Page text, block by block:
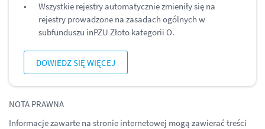
Wszystkie rejestry automatycznie zmieniły się na
rejestry prowadzone na zasadach ogólnych w
subfunduszu inPZU Złoto kategorii O.
DOWIEDZ SIĘ WIĘCEJ
NOTA PRAWNA
Informacje zawarte na stronie internetowej mogą zawierać treści